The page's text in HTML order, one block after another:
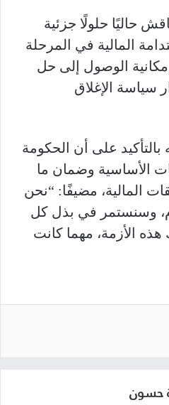
حاليًا حلولًا جزئية
المالية في المرحلة
الوصول إلى حل
الإغلاق
على أن الحكومة
الأساسية وضمان ما
المالية، مضيفًا: “نحن
وسنستمر في بذل كل
هذه الأزمة، مهما كانت
حسون